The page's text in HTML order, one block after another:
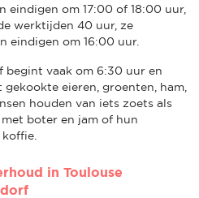
eindigen om 17:00 of 18:00 uur,
werktijden 40 uur, ze
eindigen om 16:00 uur.
vaak om 6:30 uur en
eieren, groenten, ham,
houden van iets zoets als
boter en jam of hun
in Toulouse